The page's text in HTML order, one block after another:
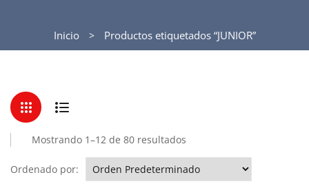
Inicio Productos etiquetados “JUNIOR”
Mostrando 1–12 de 80 resultados
Ordenado por: